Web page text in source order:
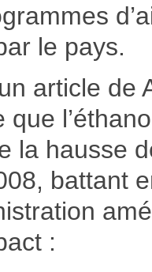
le pays.
article de
que
la hausse
battant
: